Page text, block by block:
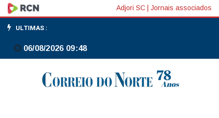
United
Airlines
supera
Adjori SC Jornais associados
ULTIMAS :
06/08/2026 09:48